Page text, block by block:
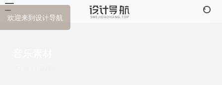
欢迎来到设计导航